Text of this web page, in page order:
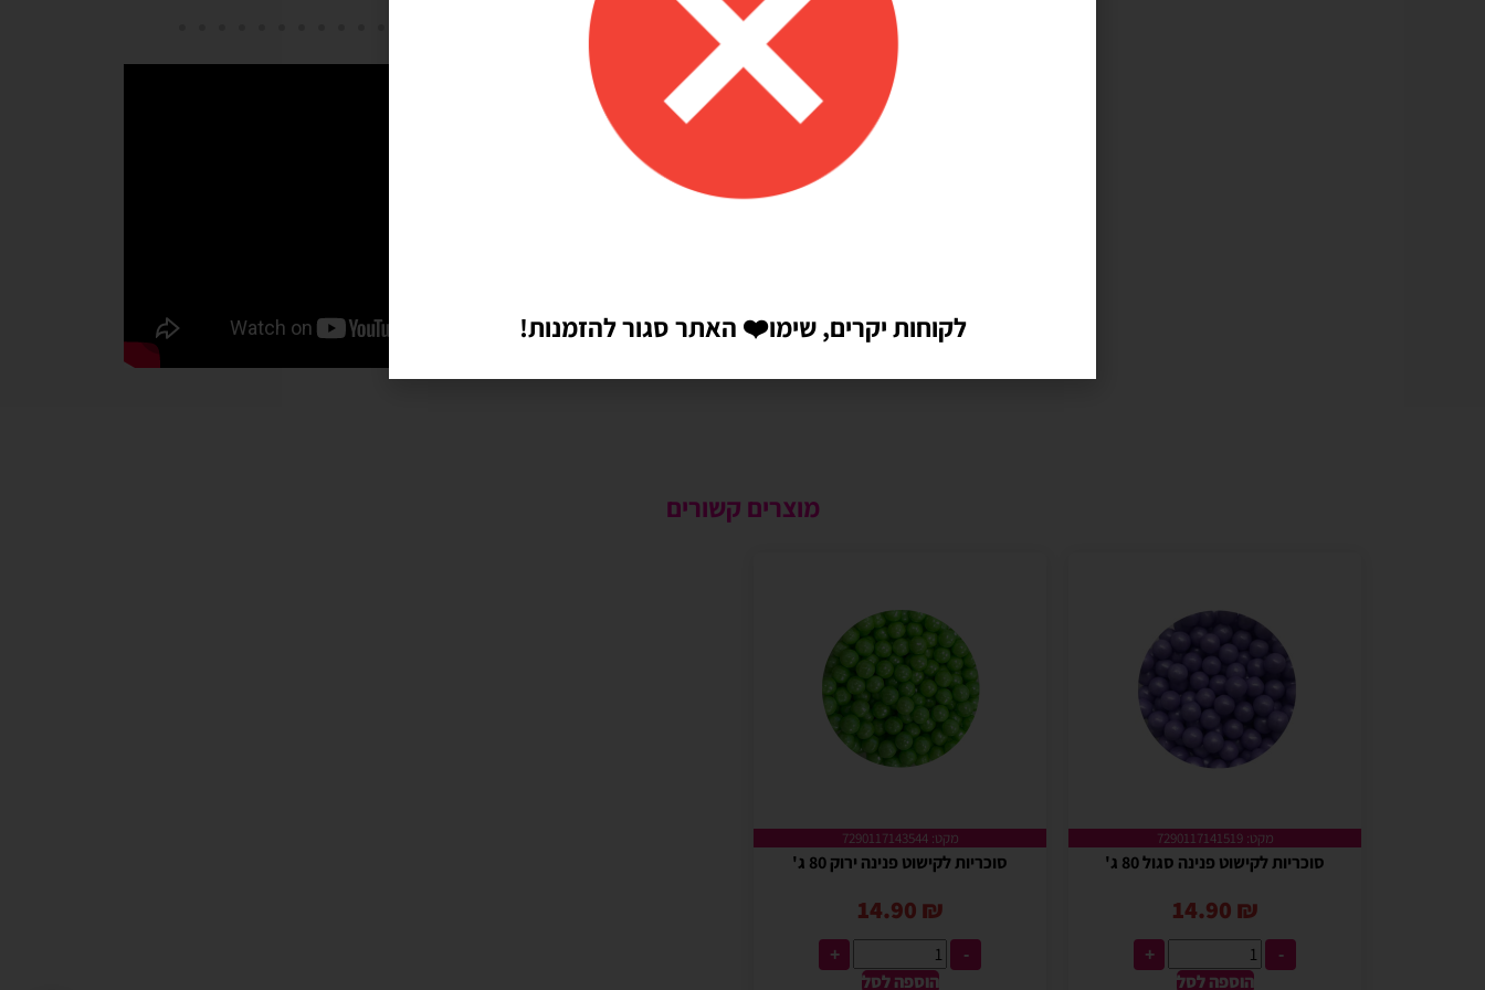
מוצרים קשורים
מקט: 7290117141519
סוכריות לקישוט פנינה סגול 80 ג'
14.90 ₪
-
+
הוספה לסל
מקט: 7290117143544
סוכריות לקישוט פנינה ירוק 80 ג'
14.90 ₪
-
+
הוספה לסל
לקוחות יקרים, שימו❤️ האתר סגור להזמנות!